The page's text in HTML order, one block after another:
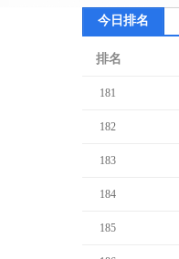
今日排名
排名
181
182
183
184
185